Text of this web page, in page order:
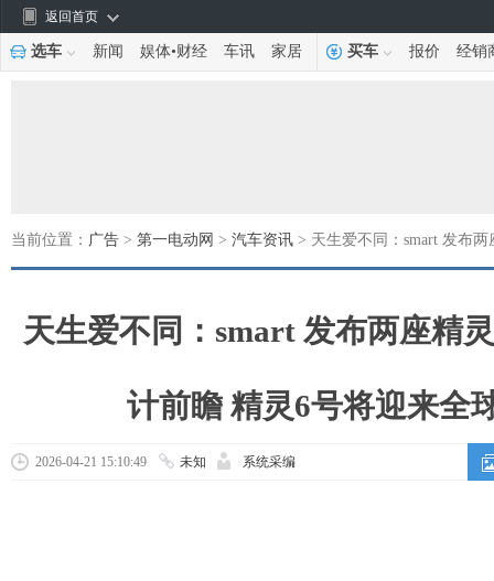
返回首页
选车 新闻 娱体•财经 车讯 家居 买车 报价 经销
当前位置： 广告 > 第一电动网 > 汽车资讯 > 天生爱不同：smart 发布
天生爱不同：smart 发布两座精
计前瞻 精灵6号将迎来全
2026-04-21 15:10:49 未知 系统采编